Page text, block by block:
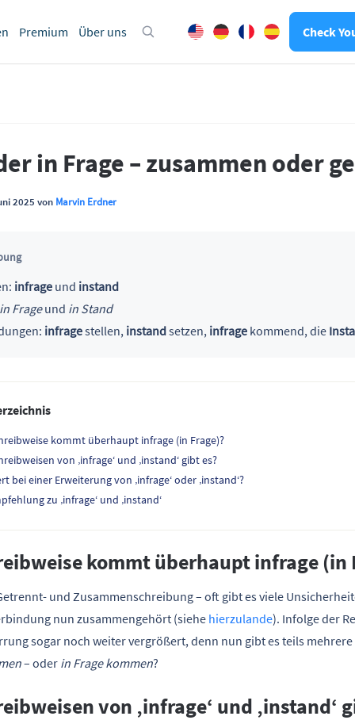
Premium Über uns Check
in Frage – zusammen oder
2025 von Marvin Erdner
infrageund instand
in Frageund in Stand
infragestellen, instandsetzen, infragekommend, die
kommt überhaupt infrage (in Frage)?
von ‚infrage‘ und ‚instand‘ gibt es?
bei einer Erweiterung von ‚infrage‘ oder ‚instand‘?
zu ‚infrage‘ und ‚instand‘
kommt überhaupt infrage (in
und Zusammenschreibung – oft gibt es viele
nun zusammengehört (siehehierzulande). Infolge der
sogar noch weiter vergrößert, denn nun gibt es teils
– oder in Frage kommen?
von ‚infrage‘ und ‚instand‘